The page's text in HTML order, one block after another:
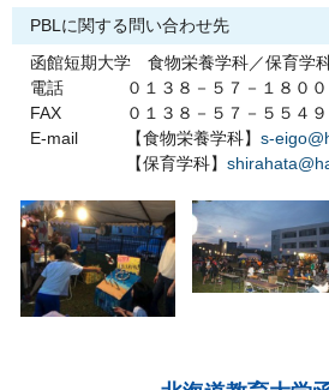
PBLに関する問い合わせ先
函館短期大学 食物栄養学科／保育学
電話
０１３８－５７－１８００
FAX
０１３８－５７－５５４９
E-mail
【食物栄養学科】 s-
【保育学科】